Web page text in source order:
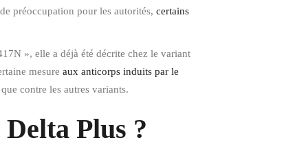
préoccupation pour les autorités, certains
», elle a déjà été décrite chez le variant
mesure aux anticorps induits par le
contre les autres variants.
Plus ?